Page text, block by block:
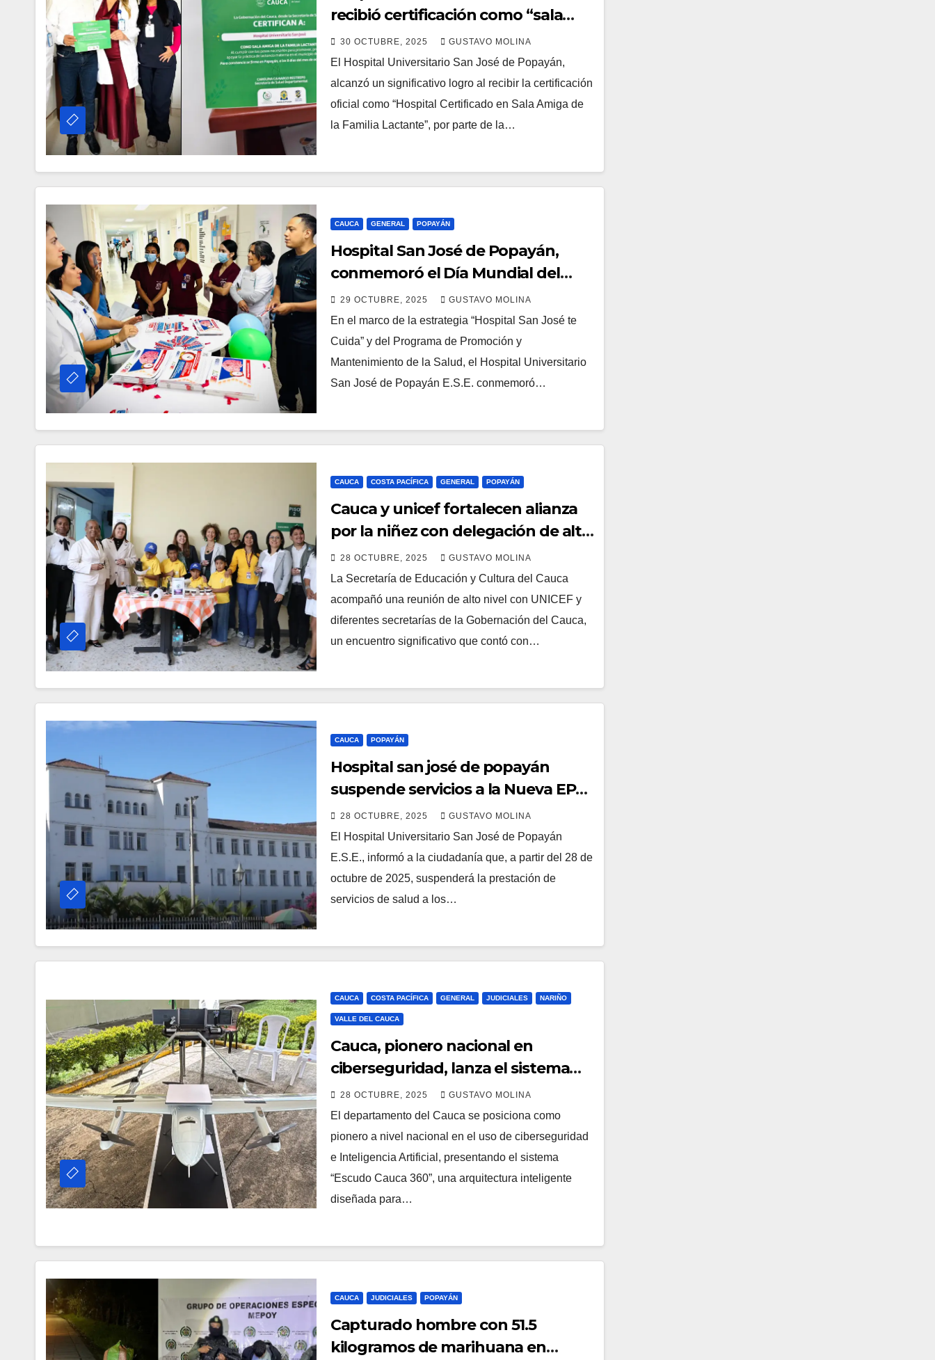
recibió certificación como “sala
amiga de la familia lactante”
30 OCTUBRE, 2025 GUSTAVO MOLINA
El Hospital Universitario San José de Popayán,
alcanzó un significativo logro al recibir la certificación
oficial como “Hospital Certificado en Sala Amiga de
la Familia Lactante”, por parte de la…
CAUCA GENERAL POPAYÁN
Hospital San José de Popayán,
conmemoró el Día Mundial del
Accidente Cerebrovascular
29 OCTUBRE, 2025 GUSTAVO MOLINA
En el marco de la estrategia “Hospital San José te
Cuida” y del Programa de Promoción y
Mantenimiento de la Salud, el Hospital Universitario
San José de Popayán E.S.E. conmemoró…
CAUCA COSTA PACÍFICA GENERAL POPAYÁN
Cauca y unicef fortalecen alianza
por la niñez con delegación de alto
nivel, en un compromiso con la
diversidad territorial
28 OCTUBRE, 2025 GUSTAVO MOLINA
La Secretaría de Educación y Cultura del Cauca
acompañó una reunión de alto nivel con UNICEF y
diferentes secretarías de la Gobernación del Cauca,
un encuentro significativo que contó con…
CAUCA POPAYÁN
Hospital san josé de popayán
suspende servicios a la Nueva EPS
por falta de contrato y pagos
28 OCTUBRE, 2025 GUSTAVO MOLINA
El Hospital Universitario San José de Popayán
E.S.E., informó a la ciudadanía que, a partir del 28 de
octubre de 2025, suspenderá la prestación de
servicios de salud a los…
CAUCA COSTA PACÍFICA GENERAL JUDICIALES NARIÑO
VALLE DEL CAUCA
Cauca, pionero nacional en
ciberseguridad, lanza el sistema
‘escudo cauca 360’
28 OCTUBRE, 2025 GUSTAVO MOLINA
El departamento del Cauca se posiciona como
pionero a nivel nacional en el uso de ciberseguridad
e Inteligencia Artificial, presentando el sistema
“Escudo Cauca 360”, una arquitectura inteligente
diseñada para…
CAUCA JUDICIALES POPAYÁN
Capturado hombre con 51.5
kilogramos de marihuana en